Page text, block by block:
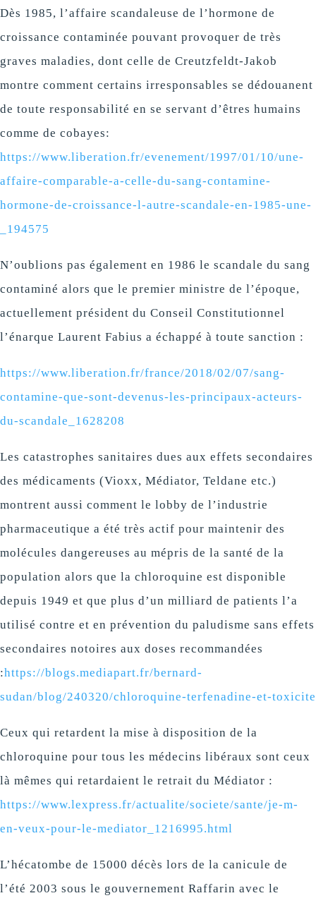
Dès 1985, l’affaire scandaleuse de l’hormone de
croissance contaminée pouvant provoquer de très
graves maladies, dont celle de Creutzfeldt-Jakob
montre comment certains irresponsables se dédouanent
de toute responsabilité en se servant d’êtres humains
comme de cobayes:
https://www.liberation.fr/evenement/1997/01/10/une-
affaire-comparable-a-celle-du-sang-contamine-
hormone-de-croissance-l-autre-scandale-en-1985-une-
_194575
N’oublions pas également en 1986 le scandale du sang
contaminé alors que le premier ministre de l’époque,
actuellement président du Conseil Constitutionnel
l’énarque Laurent Fabius a échappé à toute sanction :
https://www.liberation.fr/france/2018/02/07/sang-
contamine-que-sont-devenus-les-principaux-acteurs-
du-scandale_1628208
Les catastrophes sanitaires dues aux effets secondaires
des médicaments (Vioxx, Médiator, Teldane etc.)
montrent aussi comment le lobby de l’industrie
pharmaceutique a été très actif pour maintenir des
molécules dangereuses au mépris de la santé de la
population alors que la chloroquine est disponible
depuis 1949 et que plus d’un milliard de patients l’a
utilisé contre et en prévention du paludisme sans effets
secondaires notoires aux doses recommandées
:https://blogs.mediapart.fr/bernard-
sudan/blog/240320/chloroquine-terfenadine-et-toxicite
Ceux qui retardent la mise à disposition de la
chloroquine pour tous les médecins libéraux sont ceux
là mêmes qui retardaient le retrait du Médiator :
https://www.lexpress.fr/actualite/societe/sante/je-m-
en-veux-pour-le-mediator_1216995.html
L’hécatombe de 15000 décès lors de la canicule de
l’été 2003 sous le gouvernement Raffarin avec le